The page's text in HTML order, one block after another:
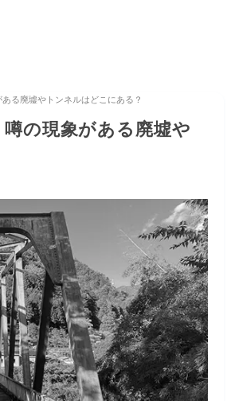
る廃墟やトンネルはどこにある？
の現象がある廃墟や